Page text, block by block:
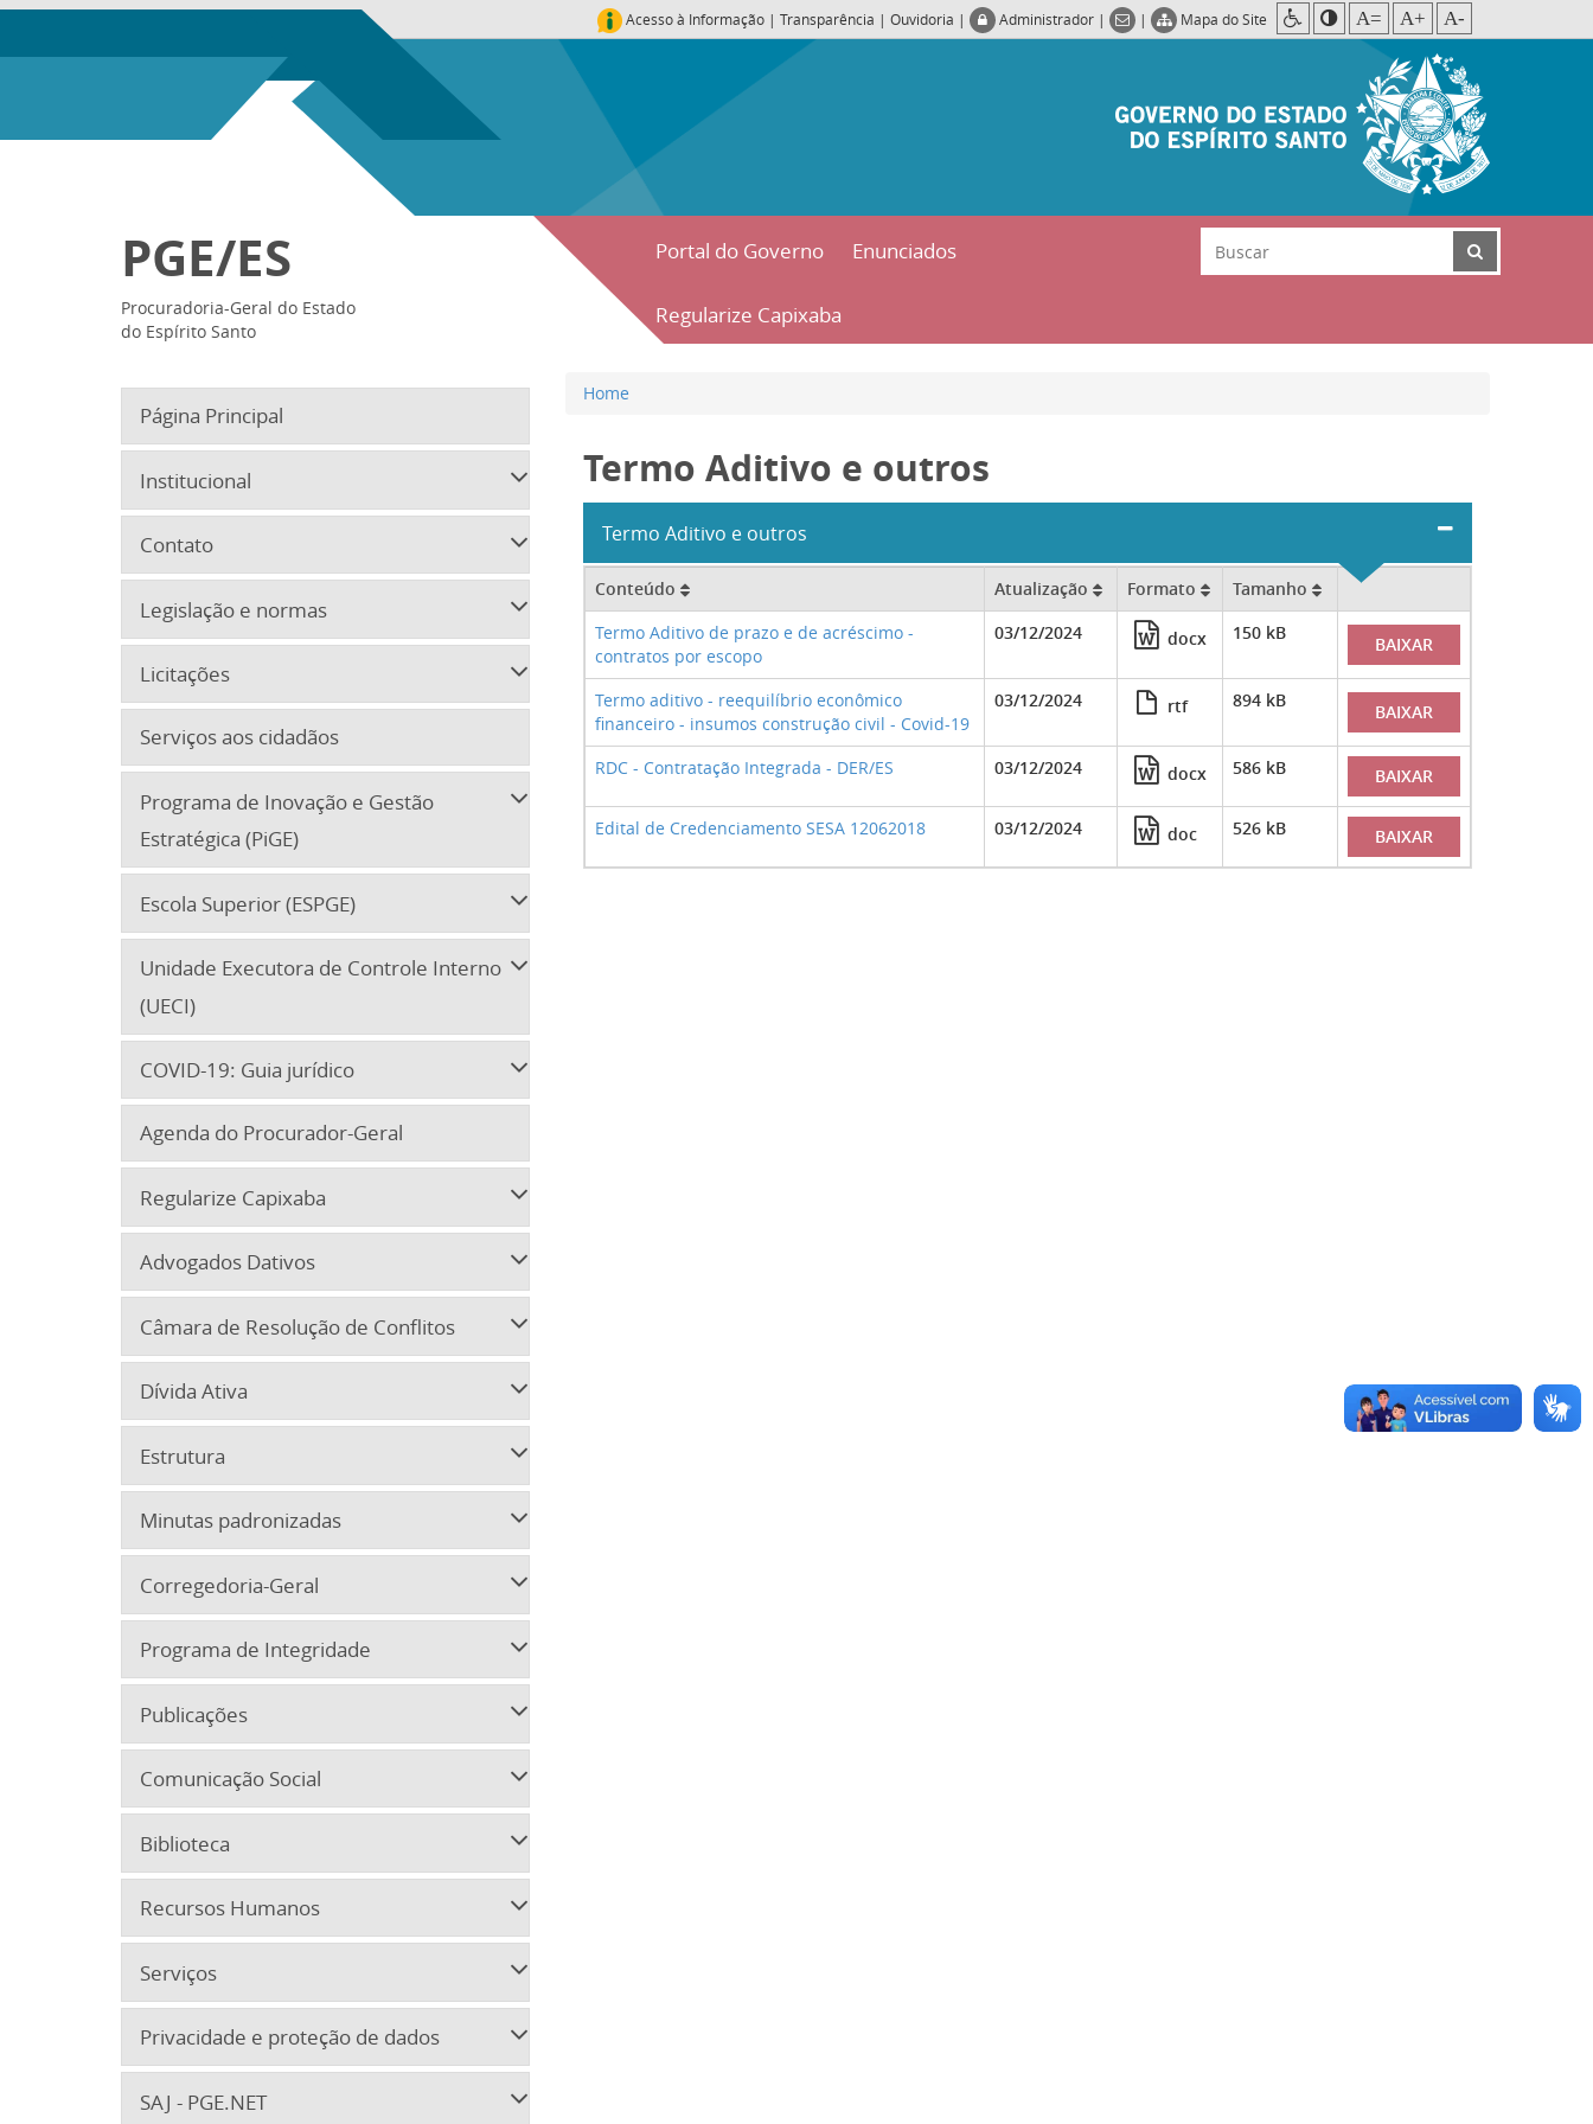
Acesso à Informação | Transparência | Ouvidoria | Administrador | | Mapa do Site A= A+ A-
Portal do Governo Enunciados
Regularize Capixaba
PGE/ES
Procuradoria-Geral do Estado
do Espírito Santo
Página Principal
Institucional
Contato
Legislação e normas
Licitações
Serviços aos cidadãos
Programa de Inovação e Gestão
Estratégica (PiGE)
Escola Superior (ESPGE)
Unidade Executora de Controle Interno
(UECI)
COVID-19: Guia jurídico
Agenda do Procurador-Geral
Regularize Capixaba
Advogados Dativos
Câmara de Resolução de Conflitos
Dívida Ativa
Estrutura
Minutas padronizadas
Corregedoria-Geral
Programa de Integridade
Publicações
Comunicação Social
Biblioteca
Recursos Humanos
Serviços
Privacidade e proteção de dados
SAJ - PGE.NET
Home
Termo Aditivo e outros
Termo Aditivo e outros
Conteúdo Atualização Formato
Tamanho
Termo Aditivo de prazo e de acréscimo -
contratos por escopo
03/12/2024 docx 150 kB
BAIXAR
Termo aditivo - reequilíbrio econômico
financeiro - insumos construção civil - Covid-19
03/12/2024 rtf 894 kB
BAIXAR
RDC - Contratação Integrada - DER/ES 03/12/2024 docx 586 kB BAIXAR
Edital de Credenciamento SESA 12062018 03/12/2024 doc 526 kB BAIXAR